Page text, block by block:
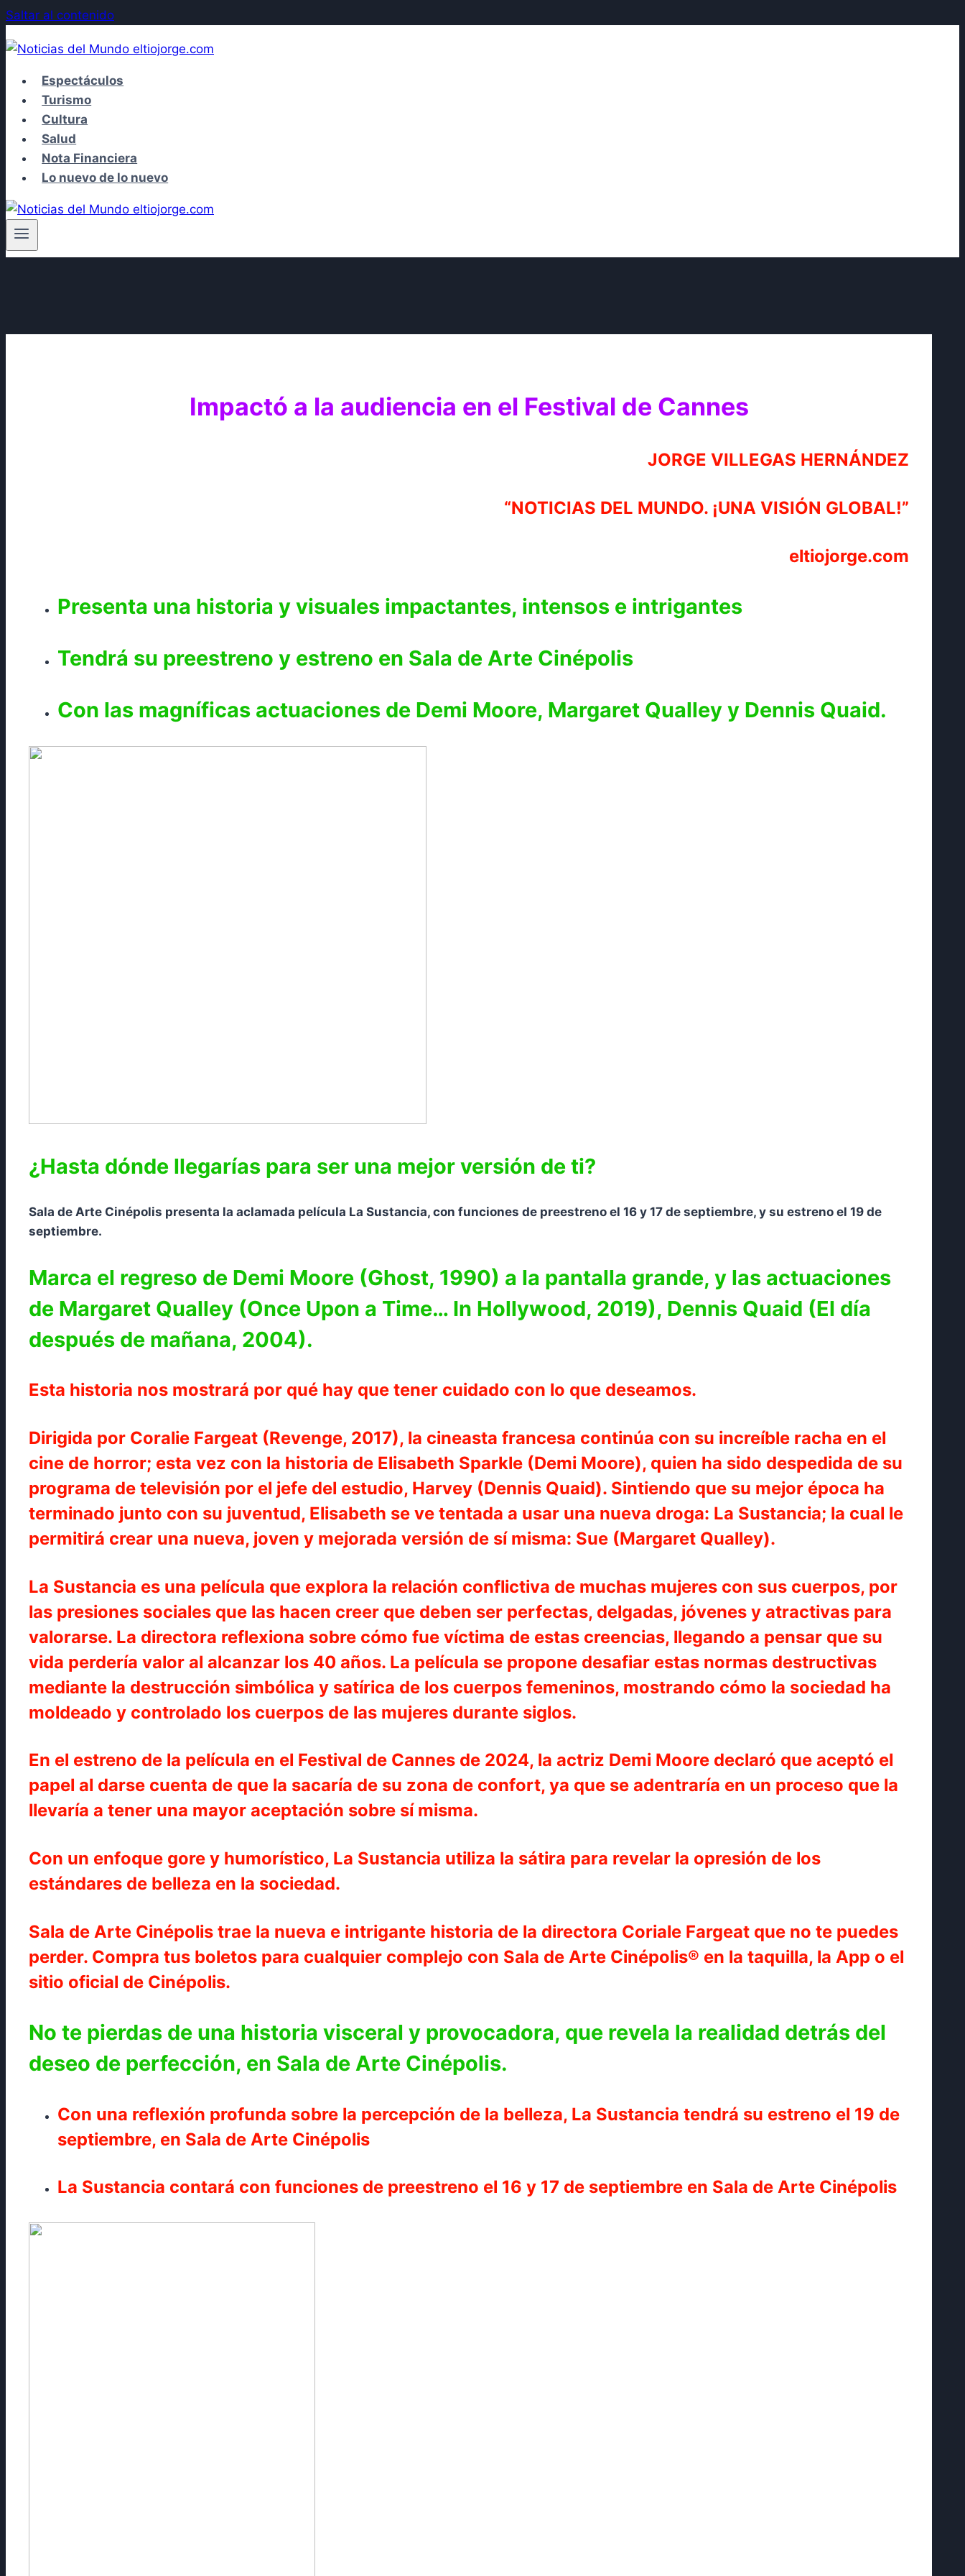
Saltar al contenido
Espectáculos
Turismo
Cultura
Salud
Nota Financiera
Lo nuevo de lo nuevo
Impactó a la audiencia en el Festival de Cannes
JORGE VILLEGAS HERNÁNDEZ
“NOTICIAS DEL MUNDO. ¡UNA VISIÓN GLOBAL!”
eltiojorge.com
Presenta una historia y visuales impactantes, intensos e intrigantes
Tendrá su preestreno y estreno en Sala de Arte Cinépolis
Con las magníficas actuaciones de Demi Moore, Margaret Qualley y Dennis Quaid.
¿Hasta dónde llegarías para ser una mejor versión de ti?
Sala de Arte Cinépolis presenta la aclamada película La Sustancia, con funciones de preestreno el 16 y 17 de septiembre, y su estreno el 19 de
septiembre.
Marca el regreso de Demi Moore (Ghost, 1990) a la pantalla grande, y las actuaciones
de Margaret Qualley (Once Upon a Time… In Hollywood, 2019), Dennis Quaid (El día
después de mañana, 2004).
Esta historia nos mostrará por qué hay que tener cuidado con lo que deseamos.
Dirigida por Coralie Fargeat (Revenge, 2017), la cineasta francesa continúa con su increíble racha en el
cine de horror; esta vez con la historia de Elisabeth Sparkle (Demi Moore), quien ha sido despedida de su
programa de televisión por el jefe del estudio, Harvey (Dennis Quaid). Sintiendo que su mejor época ha
terminado junto con su juventud, Elisabeth se ve tentada a usar una nueva droga: La Sustancia; la cual le
permitirá crear una nueva, joven y mejorada versión de sí misma: Sue (Margaret Qualley).
La Sustancia es una película que explora la relación conflictiva de muchas mujeres con sus cuerpos, por
las presiones sociales que las hacen creer que deben ser perfectas, delgadas, jóvenes y atractivas para
valorarse. La directora reflexiona sobre cómo fue víctima de estas creencias, llegando a pensar que su
vida perdería valor al alcanzar los 40 años. La película se propone desafiar estas normas destructivas
mediante la destrucción simbólica y satírica de los cuerpos femeninos, mostrando cómo la sociedad ha
moldeado y controlado los cuerpos de las mujeres durante siglos.
En el estreno de la película en el Festival de Cannes de 2024, la actriz Demi Moore declaró que aceptó el
papel al darse cuenta de que la sacaría de su zona de confort, ya que se adentraría en un proceso que la
llevaría a tener una mayor aceptación sobre sí misma.
Con un enfoque gore y humorístico, La Sustancia utiliza la sátira para revelar la opresión de los
estándares de belleza en la sociedad.
Sala de Arte Cinépolis trae la nueva e intrigante historia de la directora Coriale Fargeat que no te puedes
perder. Compra tus boletos para cualquier complejo con Sala de Arte Cinépolis® en la taquilla, la App o el
sitio oficial de Cinépolis.
No te pierdas de una historia visceral y provocadora, que revela la realidad detrás del
deseo de perfección, en Sala de Arte Cinépolis.
Con una reflexión profunda sobre la percepción de la belleza, La Sustancia tendrá su estreno el 19 de
septiembre, en Sala de Arte Cinépolis
La Sustancia contará con funciones de preestreno el 16 y 17 de septiembre en Sala de Arte Cinépolis